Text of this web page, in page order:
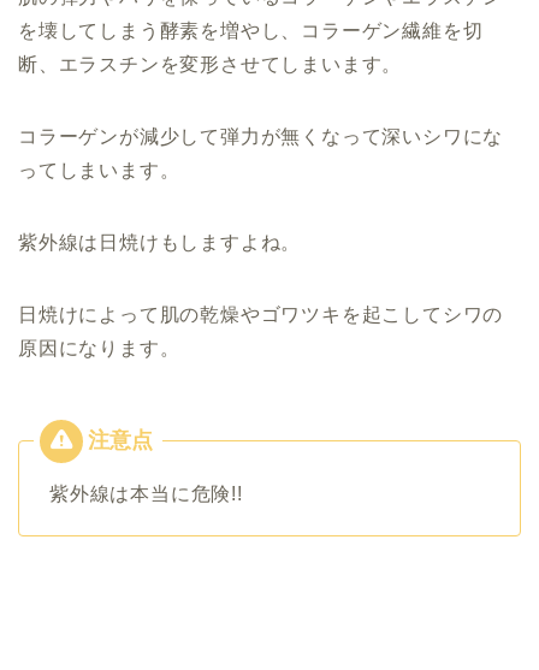
を壊してしまう酵素を増やし、コラーゲン繊維を切
断、エラスチンを変形させてしまいます。
コラーゲンが減少して弾力が無くなって深いシワにな
ってしまいます。
紫外線は日焼けもしますよね。
日焼けによって肌の乾燥やゴワツキを起こしてシワの
原因になります。
紫外線は本当に危険!!